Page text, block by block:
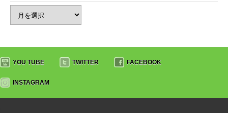
YOU TUBE TWITTER FACEBOOK
INSTAGRAM